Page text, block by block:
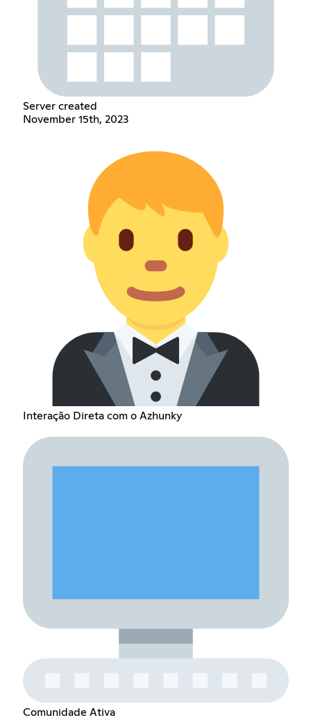
Server created
November 15th, 2023
Interação Direta com o Azhunky
Comunidade Ativa